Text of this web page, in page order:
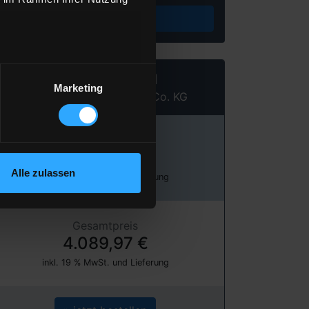
Marketing
Alle zulassen
Heizöl Standard
von Adolf Roth GmbH & Co. KG
136,33 €
inkl. 19 % MwSt. und Lieferung
Gesamtpreis
4.089,97 €
inkl. 19 % MwSt. und Lieferung